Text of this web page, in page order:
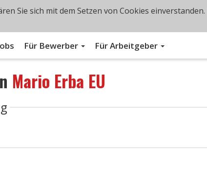
Für Bewerber Für Arbeitgeber
Mario Erba EU
Sie sich mit dem Setzen von Cookies einverstanden.